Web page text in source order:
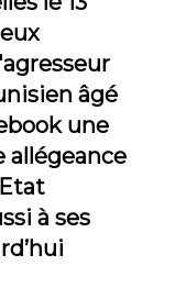
âgé
une
allégeance
à ses